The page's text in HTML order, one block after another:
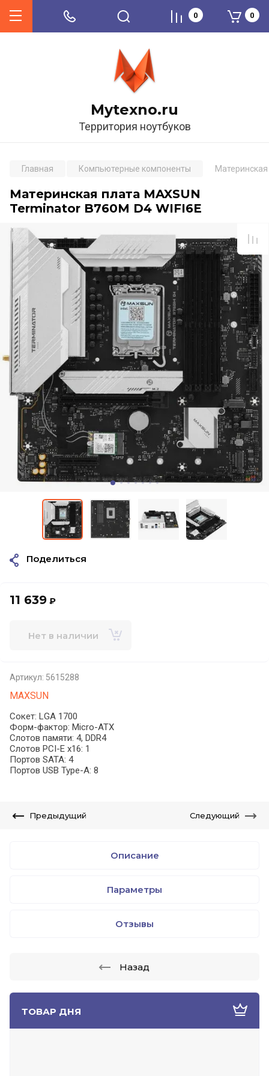
Mytexno.ru
Территория ноутбуков
0 0
ТОВАР ДНЯ
Главная Компьютерные компоненты Материнская
Материнская плата MAXSUN
Terminator B760M D4 WIFI6E
11 639 ₽
Нет в наличии
Артикул: 5615288
MAXSUN
Сокет: LGA 1700
Форм-фактор: Micro-ATX
Слотов памяти: 4, DDR4
Слотов PCI-E x16: 1
Портов SATA: 4
Портов USB Type-A: 8
Поделиться
Предыдущий Следующий
Описание
Параметры
Отзывы
Назад